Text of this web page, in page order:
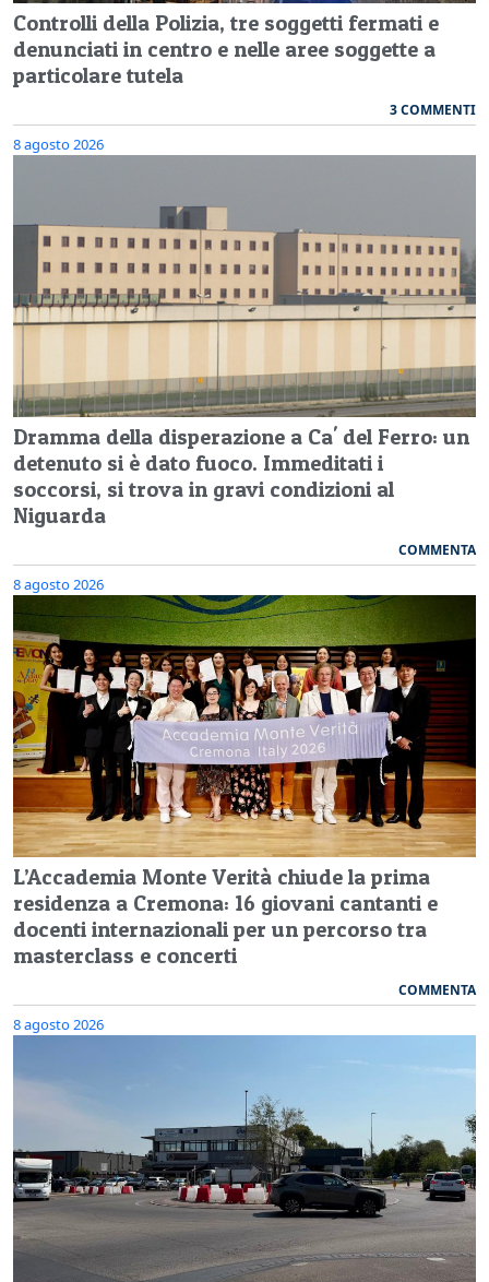
Controlli della Polizia, tre soggetti fermati e
denunciati in centro e nelle aree soggette a
particolare tutela
3 COMMENTI
8 agosto 2026
Dramma della disperazione a Ca' del Ferro: un
detenuto si è dato fuoco. Immeditati i
soccorsi, si trova in gravi condizioni al
Niguarda
COMMENTA
8 agosto 2026
L’Accademia Monte Verità chiude la prima
residenza a Cremona: 16 giovani cantanti e
docenti internazionali per un percorso tra
masterclass e concerti
COMMENTA
8 agosto 2026